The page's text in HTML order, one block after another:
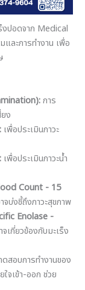
งปอดจาก Medical
ละการทำงาน เพื่อ
การ
ง
เพื่อประเมินภาวะ
เพื่อประเมินภาวะน้ำ
Count - 15
บ่งชี้ถึงภาวะสุขภาพ
Enolase -
เกี่ยวข้องกับมะเร็ง
สอบการทำงานของ
จเข้า-ออก ช่วย